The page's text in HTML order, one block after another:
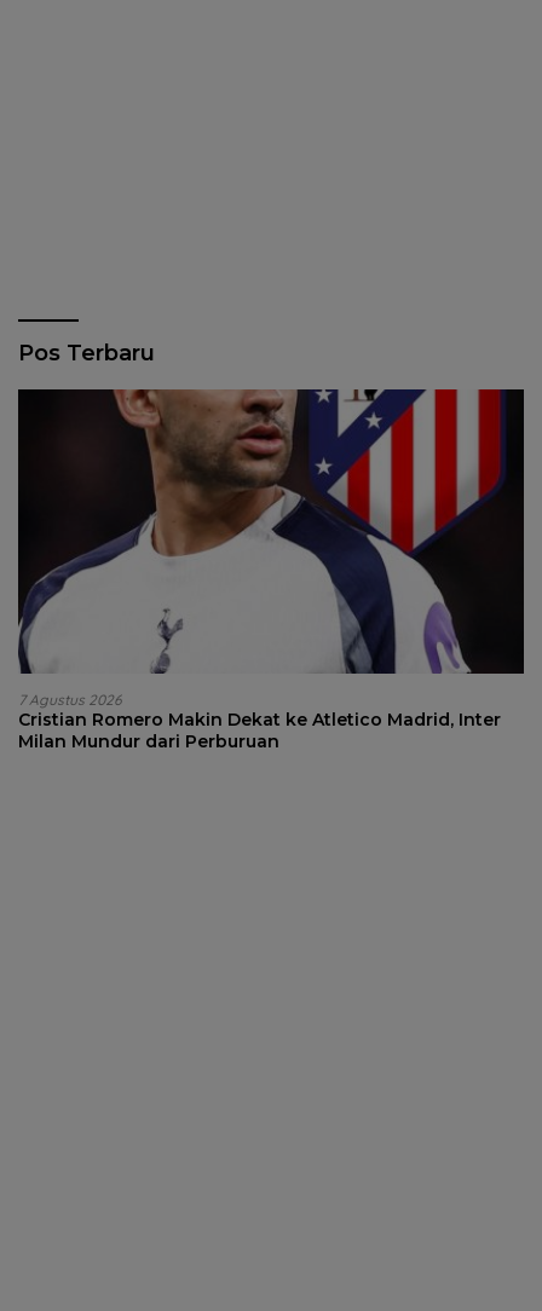
Pos Terbaru
7 Agustus 2026
Cristian Romero Makin Dekat ke Atletico Madrid, Inter
Milan Mundur dari Perburuan